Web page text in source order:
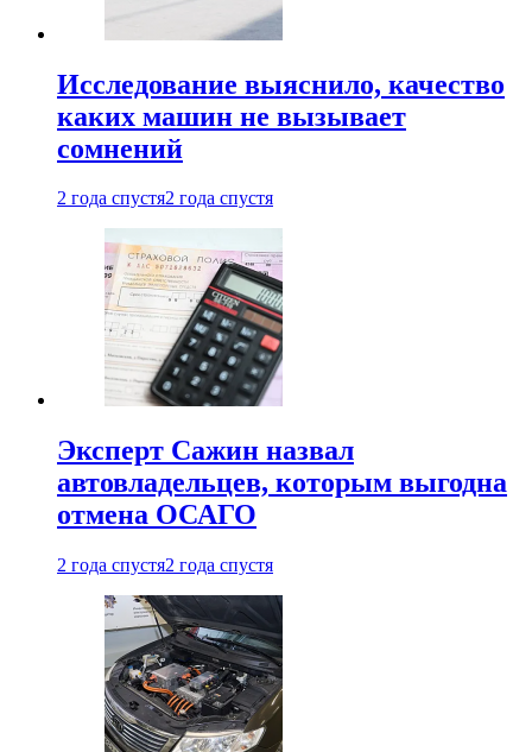
Исследование выяснило, качество
каких машин не вызывает
сомнений
2 года спустя2 года спустя
Эксперт Сажин назвал
автовладельцев, которым выгодна
отмена ОСАГО
2 года спустя2 года спустя